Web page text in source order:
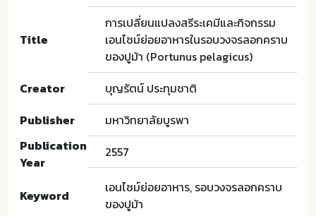
Title
การเปลี่ยนแปลงสรีระเคมีและกิจกรรม
เอนไซม์ย่อยอาหารในรอบวงจรลอกคราบ
ของปูม้า (Portunus pelagicus)
Creator
บุญรัตน์ ประทุมชาติ
Publisher
มหาวิทยาลัยบูรพา
Publication
Year
2557
Keyword
เอนไซม์ย่อยอาหาร, รอบวงจรลอกคราบ
ของปูม้า